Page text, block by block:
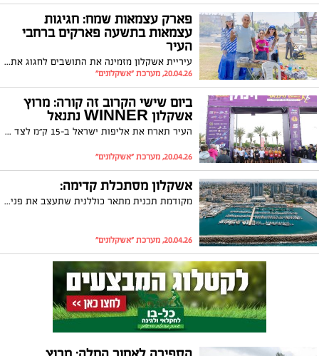
פארק עצמאות שמח: חגיגות
עצמאות בתשעה פארקים ברחבי
העיר
עיריית אשקלון מזמינה את התושבים לחגוג את יום העצמאות באירועים קהילתיים צבעוניים ומגוונים בפארקים ברחבי העיר, עם קונספט ייחודי לכל פארק ושלל פעילויות לכל המשפחה | הכניסה, הפעילויות והכיבוד - ללא עלות
20.04.26, מערכת "אשקלונים"
ביום שישי הקרוב זה קורה: מרוץ
אשקלון WINNER נתנאל
העיר תארח את אליפות ישראל ב-15 ק״מ לצד מקצים עממיים | יבוצעו שינויים זמניים בהסדרי התנועה בשעות הבוקר, תוך מאמץ לצמצם ככל הניתן את ההשפעה על התושבים
20.04.26, מערכת "אשקלונים"
אשקלון מסתכלת קדימה:
מקודמת תכנית מתאר כוללנית שתעצב את פני העיר בעשורים הקרובים
20.04.26, מערכת "אשקלונים"